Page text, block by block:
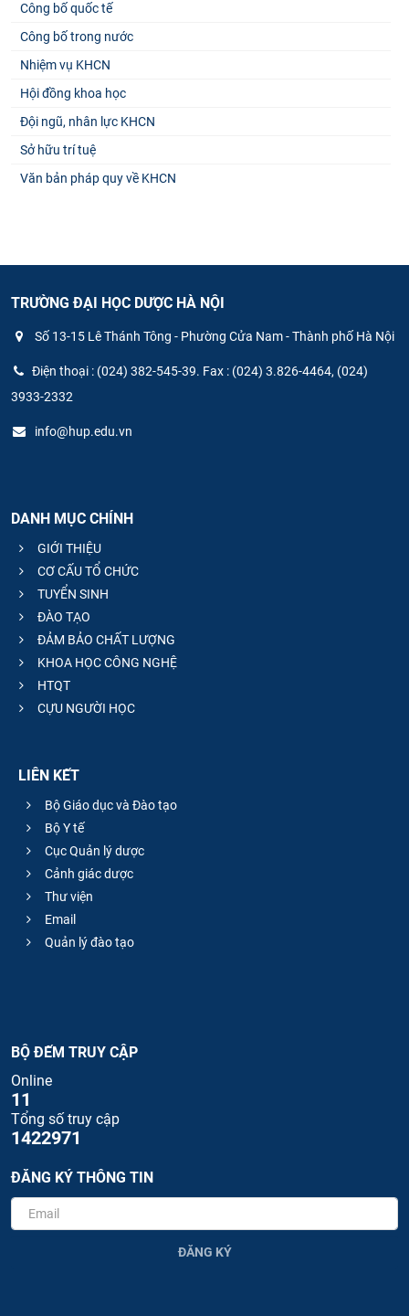
Công bố quốc tế
Công bố trong nước
Nhiệm vụ KHCN
Hội đồng khoa học
Đội ngũ, nhân lực KHCN
Sở hữu trí tuệ
Văn bản pháp quy về KHCN
TRƯỜNG ĐẠI HỌC DƯỢC HÀ NỘI
Số 13-15 Lê Thánh Tông - Phường Cửa Nam - Thành phố Hà Nội
Điện thoại : (024) 382-545-39. Fax : (024) 3.826-4464, (024)
3933-2332
info@hup.edu.vn
DANH MỤC CHÍNH
GIỚI THIỆU
CƠ CẤU TỔ CHỨC
TUYỂN SINH
ĐÀO TẠO
ĐẢM BẢO CHẤT LƯỢNG
KHOA HỌC CÔNG NGHỆ
HTQT
CỰU NGƯỜI HỌC
LIÊN KẾT
Bộ Giáo dục và Đào tạo
Bộ Y tế
Cục Quản lý dược
Cảnh giác dược
Thư viện
Email
Quản lý đào tạo
BỘ ĐẾM TRUY CẬP
Online
11
Tổng số truy cập
1422971
ĐĂNG KÝ THÔNG TIN
ĐĂNG KÝ